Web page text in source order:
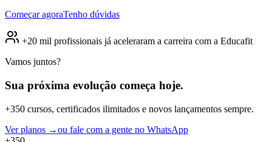
Começar agoraTenho dúvidas
+20 mil profissionais já aceleraram a carreira com a Educafit
Vamos juntos?
Sua próxima evolução começa hoje.
+350 cursos, certificados ilimitados e novos lançamentos sempre.
Ver planos →ou fale com a gente no WhatsApp